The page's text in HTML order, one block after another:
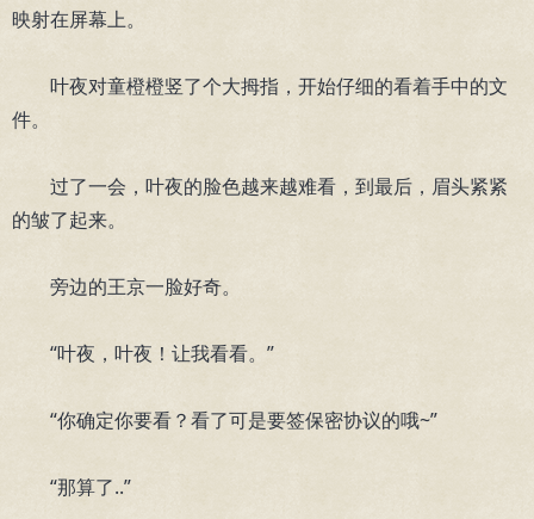
映射在屏幕上。
叶夜对童橙橙竖了个大拇指，开始仔细的看着手中的文
件。
过了一会，叶夜的脸色越来越难看，到最后，眉头紧紧
的皱了起来。
旁边的王京一脸好奇。
“叶夜，叶夜！让我看看。”
“你确定你要看？看了可是要签保密协议的哦~”
“那算了..”